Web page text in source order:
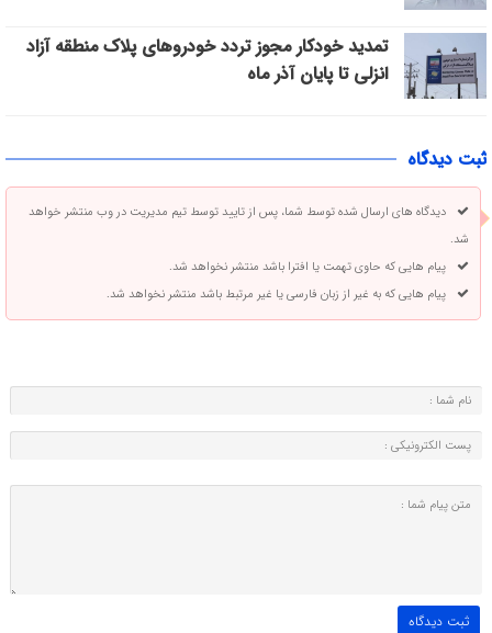
تمدید خودکار مجوز تردد خودروهای پلاک منطقه آزاد
انزلی تا پایان آذر ماه
ثبت دیدگاه
دیدگاه های ارسال شده توسط شما، پس از تایید توسط تیم مدیریت در وب منتشر خواهد
شد.
پیام هایی که حاوی تهمت یا افترا باشد منتشر نخواهد شد.
پیام هایی که به غیر از زبان فارسی یا غیر مرتبط باشد منتشر نخواهد شد.